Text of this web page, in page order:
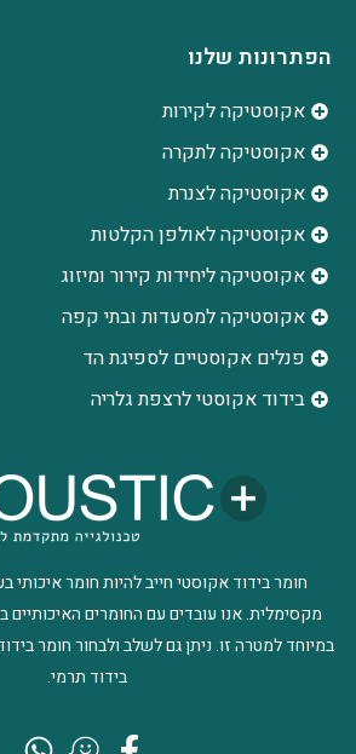
חומר בידוד אקוסטי חייב להיות חומר איכותי
מקסימלית. אנו עובדים עם החומרים האיכותיים
במיוחד למטרה זו. ניתן גם לשלב ולבחור חומר
בידוד תרמי.
הפתרונות שלנו
אקוסטיקה לקירות
אקוסטיקה לתקרה
אקוסטיקה לצנרת
אקוסטיקה לאולפן הקלטות
‫אקוסטיקה ליחידות קירור ומיזוג
אקוסטיקה למסעדות ובתי קפה
פנלים אקוסטיים לספיגת הד
בידוד אקוסטי לרצפת גלריה